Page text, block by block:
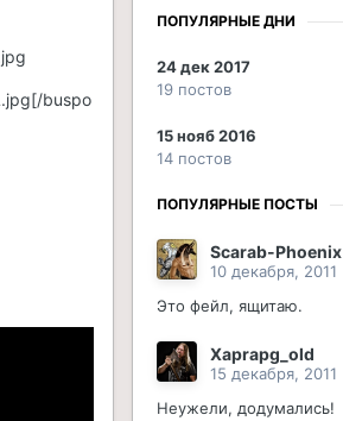
[/buspo
ПОПУЛЯРНЫЕ ДНИ
24 дек 2017
19 постов
15 нояб 2016
14 постов
ПОПУЛЯРНЫЕ ПОСТЫ
Scarab-Phoenix
10 декабря, 2011
Это фейл, ящитаю.
Xaprapg_old
15 декабря, 2011
Неужели, додумались!